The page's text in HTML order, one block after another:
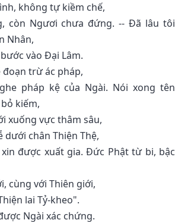
không tự kiềm chế,
còn Ngươi chưa đứng. -- Ðã lâu tôi
Nhân,
vào Ðại Lâm.
đoạn trừ ác pháp,
pháp kệ của Ngài. Nói xong tên
kiếm,
xuống vực thâm sâu,
dưới chân Thiện Thệ,
xin được xuất gia. Ðức Phật từ bi, bậc
cùng với Thiên giới,
lai Tỷ-kheo".
Ngài xác chứng.